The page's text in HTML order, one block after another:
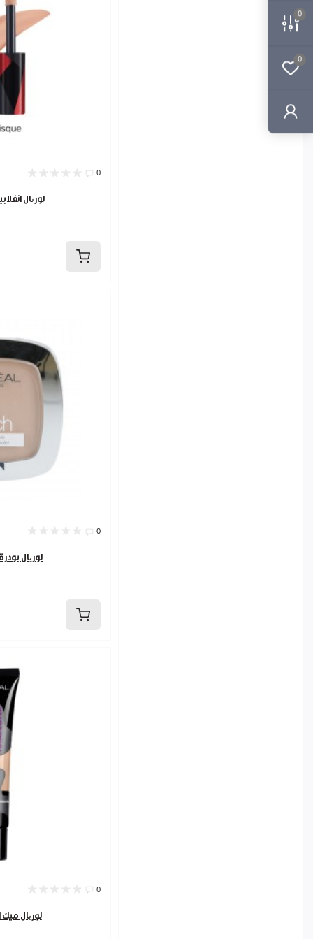
0
0
اليت يوني ارزق
0
لوریال
0
لوریال
0
لوریال